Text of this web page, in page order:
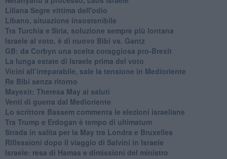
Liliana Segre vittima dell'odio
Libano, situazione insostenibile
Tra Turchia e Siria, soluzione sempre più lontana
Israele al voto, è di nuovo Bibi vs. Gantz
GB: da Corbyn una scelta coraggiosa pro-Brexit
La lunga estate di Israele prima del voto
Vicini all’irreparabile, sale la tensione in Medioriente
Re Bibi senza ritorno
Mayexit: Theresa May ai saluti
Venti di guerra dal Medioriente
Lo scrittore Bassem commenta le elezioni israeliane
Tra Trump e Erdogan è tempo di ultimatum
Strada in salita per la May tra Londra e Bruxelles
Riflessioni dopo il viaggio di Salvini in Israele
Israele: resa di Hamas e dimissioni del ministro